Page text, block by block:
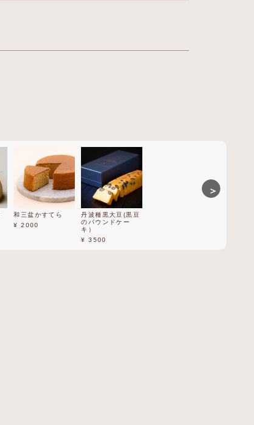
和三盆かすてら
¥ 2000
丹波種黒大豆(黒豆
のパウンドケー
キ）
¥ 3500
＞